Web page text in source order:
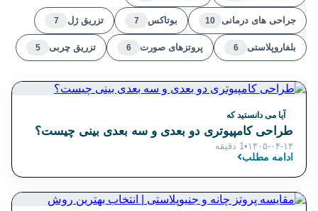
جراحی های درمانی 10 بوتاکس 7 تزریق ژل 7
بلفاروپلاستی 6 پروتزهای صورت 6 تزریق چربی 5
آیا می دانستید که
طراحی کامپیوتری دو بعدی و سه بعدی بینی چیست؟
۱۴۰۵-۰۴-۱۴ •1 دقیقه
ادامه مطلب